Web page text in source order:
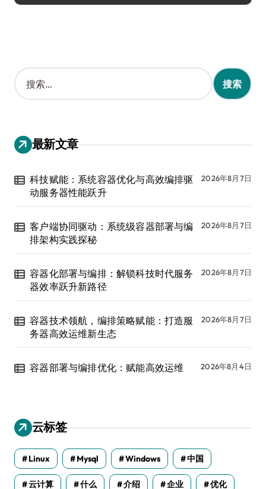
搜
索
：
最新文章
科技赋能：系统容器优化与高效编排驱
动服务器性能跃升
2026年8月7日
客户端协同驱动：系统级容器部署与编
排架构实践探秘
2026年8月7日
容器化部署与编排：解锁科技时代服务
器效率跃升新路径
2026年8月7日
容器技术领航，编排策略赋能：打造服
务器高效运维新生态
2026年8月7日
容器部署与编排优化：赋能高效运维 2026年8月4日
云标签
Linux Mysql Windows 中国
云计算 什么 介绍 企业 优化